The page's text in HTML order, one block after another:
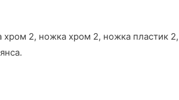
хром 2, ножка хром 2, ножка пластик